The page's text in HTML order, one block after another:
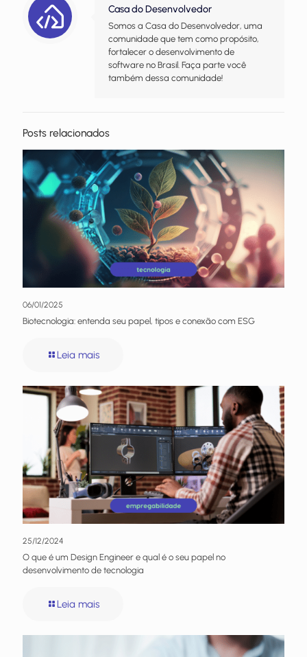
Casa do Desenvolvedor
Somos a Casa do Desenvolvedor, uma
comunidade que tem como propósito,
fortalecer o desenvolvimento de
software no Brasil. Faça parte você
também dessa comunidade!
Posts relacionados
06/01/2025
Biotecnologia: entenda seu papel, tipos e conexão com ESG
Leia mais
25/12/2024
O que é um Design Engineer e qual é o seu papel no
desenvolvimento de tecnologia
Leia mais